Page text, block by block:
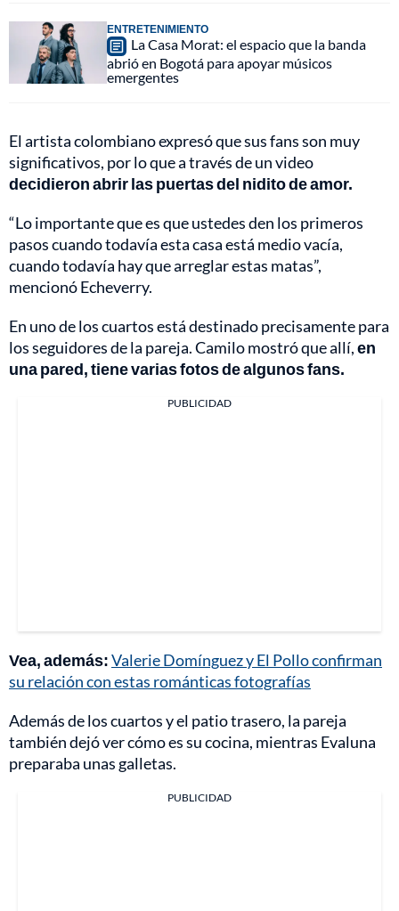
ENTRETENIMIENTO
La Casa Morat: el espacio que la banda
abrió en Bogotá para apoyar músicos
emergentes
El artista colombiano expresó que sus fans son muy
significativos, por lo que a través de un video
decidieron abrir las puertas del nidito de amor.
“Lo importante que es que ustedes den los primeros
pasos cuando todavía esta casa está medio vacía,
cuando todavía hay que arreglar estas matas”,
mencionó Echeverry.
En uno de los cuartos está destinado precisamente para
los seguidores de la pareja. Camilo mostró que allí,en
una pared, tiene varias fotos de algunos fans.
PUBLICIDAD
Vea, además:Valerie Domínguez y El Pollo confirman
su relación con estas románticas fotografías
Además de los cuartos y el patio trasero, la pareja
también dejó ver cómo es su cocina, mientras Evaluna
preparaba unas galletas.
PUBLICIDAD